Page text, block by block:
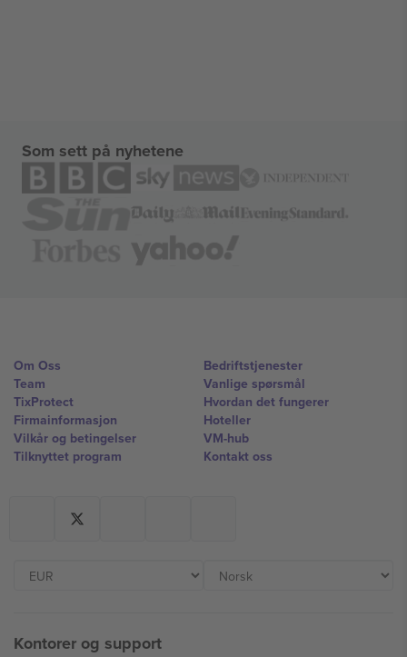
Som sett på nyhetene
Om Oss
Team
TixProtect
Firmainformasjon
Vilkår og betingelser
Tilknyttet program
Bedriftstjenester
Vanlige spørsmål
Hvordan det fungerer
Hoteller
VM-hub
Kontakt oss
Kontorer og support